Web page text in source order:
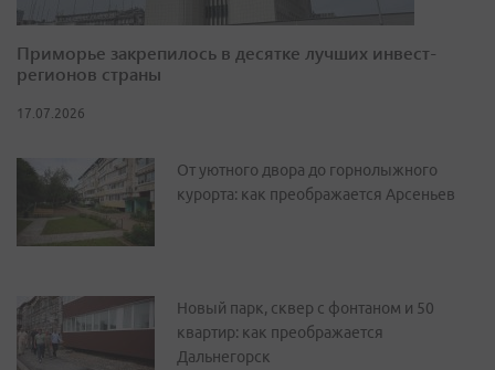
Приморье закрепилось в десятке лучших инвест-
регионов страны
17.07.2026
От уютного двора до горнолыжного
курорта: как преображается Арсеньев
Новый парк, сквер с фонтаном и 50
квартир: как преображается
Дальнегорск